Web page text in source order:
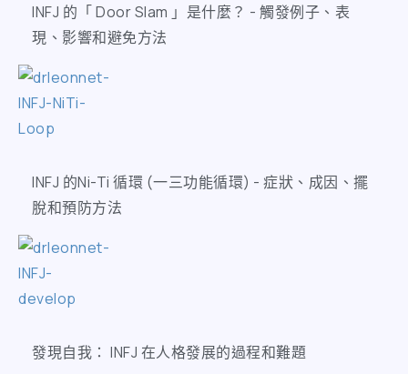
INFJ 的「 Door Slam 」是什麼？ - 觸發例子、表
現、影響和避免方法
INFJ 的Ni-Ti 循環 (一三功能循環) - 症狀、成因、擺
脫和預防方法
發現自我： INFJ 在人格發展的過程和難題